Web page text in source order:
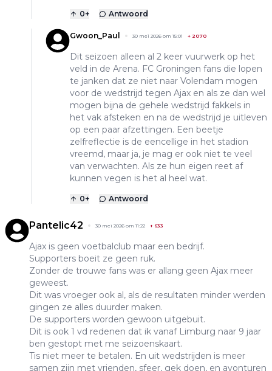
0+ Antwoord
Gwoon_Paul 30 mei 2026 om 15:01 + 2070
Dit seizoen alleen al 2 keer vuurwerk op het
veld in de Arena. FC Groningen fans die lopen
te janken dat ze niet naar Volendam mogen
voor de wedstrijd tegen Ajax en als ze dan wel
mogen bijna de gehele wedstrijd fakkels in
het vak afsteken en na de wedstrijd je uitleven
op een paar afzettingen. Een beetje
zelfreflectie is de eencellige in het stadion
vreemd, maar ja, je mag er ook niet te veel
van verwachten. Als ze hun eigen reet af
kunnen vegen is het al heel wat.
0+ Antwoord
Pantelic42 30 mei 2026 om 11:22 + 633
Ajax is geen voetbalclub maar een bedrijf.
Supporters boeit ze geen ruk.
Zonder de trouwe fans was er allang geen Ajax meer
geweest.
Dit was vroeger ook al, als de resultaten minder werden
gingen ze alles duurder maken.
De supporters worden gewoon uitgebuit.
Dit is ook 1 vd redenen dat ik vanaf Limburg naar 9 jaar
ben gestopt met me seizoenskaart.
Tis niet meer te betalen. En uit wedstrijden is meer
samen zijn met vrienden, sfeer, gek doen, en avonturen